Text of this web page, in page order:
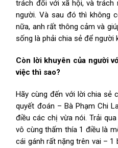
trách đối với xã hội, và
người. Và sau đó thì không
nữa, anh rất thông cảm và
sống là phải chia sẻ để người
Còn lời khuyên của người
việc thì sao?
Hãy cùng đến với lời chia sẻ
quyết đoán – Bà Phạm Chi
điều các chị vừa nói. Trải
vô cùng thấm thía 1 điều là
cái gánh rất nặng trên vai – 1